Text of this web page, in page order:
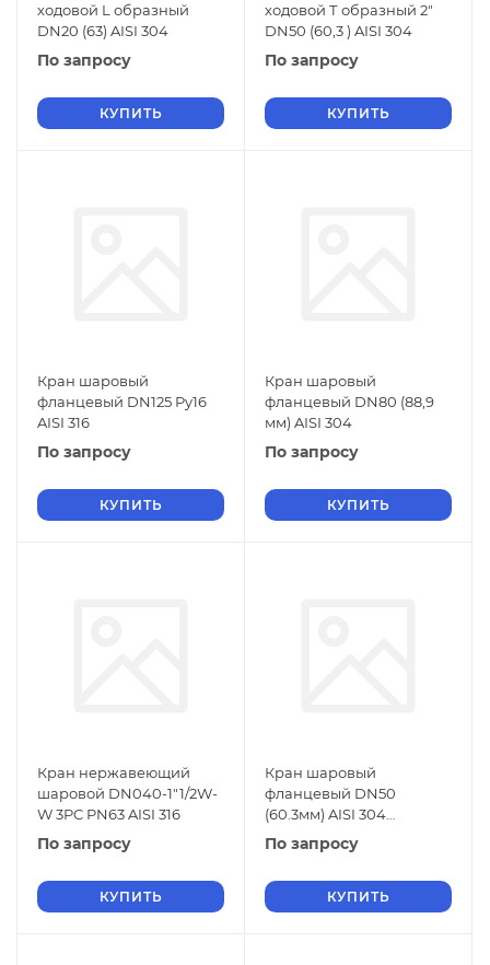
ходовой L образный
DN20 (63) AISI 304
По запросу
КУПИТЬ
ходовой Т образный 2"
DN50 (60,3 ) AISI 304
По запросу
КУПИТЬ
Кран шаровый
фланцевый DN125 Py16
AISI 316
По запросу
КУПИТЬ
Кран шаровый
фланцевый DN80 (88,9
мм) AISI 304
По запросу
КУПИТЬ
Кран нержавеющий
шаровой DN040-1"1/2W-
W 3PC PN63 AISI 316
По запросу
КУПИТЬ
Кран шаровый
фланцевый DN50
(60.3мм) AISI 304
LEADTEK
По запросу
КУПИТЬ